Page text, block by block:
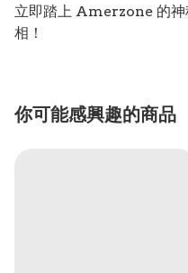
立即踏上 Amerzone 的神
相！
你可能感興趣的商品